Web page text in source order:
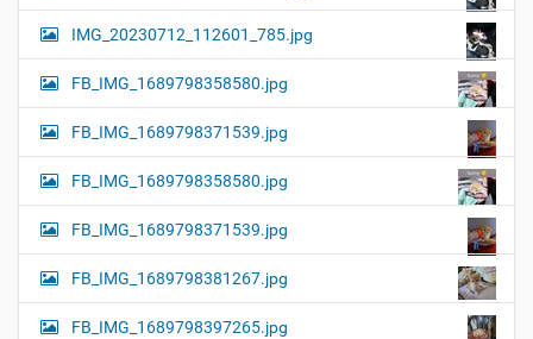
IMG_20230712_112601_785.jpg
FB_IMG_1689798358580.jpg
FB_IMG_1689798371539.jpg
FB_IMG_1689798358580.jpg
FB_IMG_1689798371539.jpg
FB_IMG_1689798381267.jpg
FB_IMG_1689798397265.jpg